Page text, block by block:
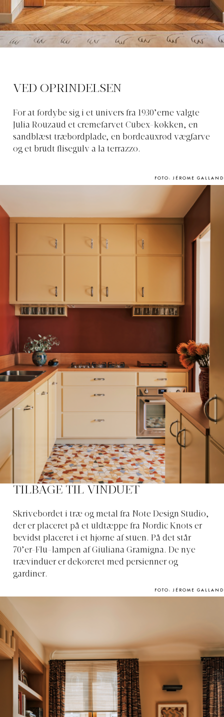
VED OPRINDELSEN
For at fordybe sig i et univers fra 1930’erne valgte
Julia Rouzaud et cremefarvet Cubex-køkken, en
sandblæst træbordplade, en bordeauxrød vægfarve
og et brudt flisegulv a la terrazzo.
FOTO: JÉROME GALLAND
TILBAGE TIL VINDUET
Skrivebordet i træ og metal fra Note Design Studio,
der er placeret på et uldtæppe fra Nordic Knots er
bevidst placeret i et hjørne af stuen. På det står
70’er-Flu-lampen af Giuliana Gramigna. De nye
trævinduer er dekoreret med persienner og
gardiner.
FOTO: JÉROME GALLAND